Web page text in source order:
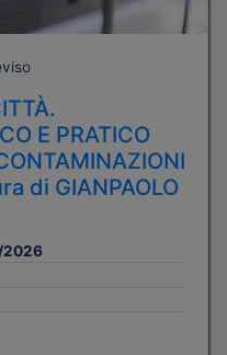
E PRATICO
di GIANPAOLO
2026